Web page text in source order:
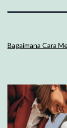
Bagaimana Cara